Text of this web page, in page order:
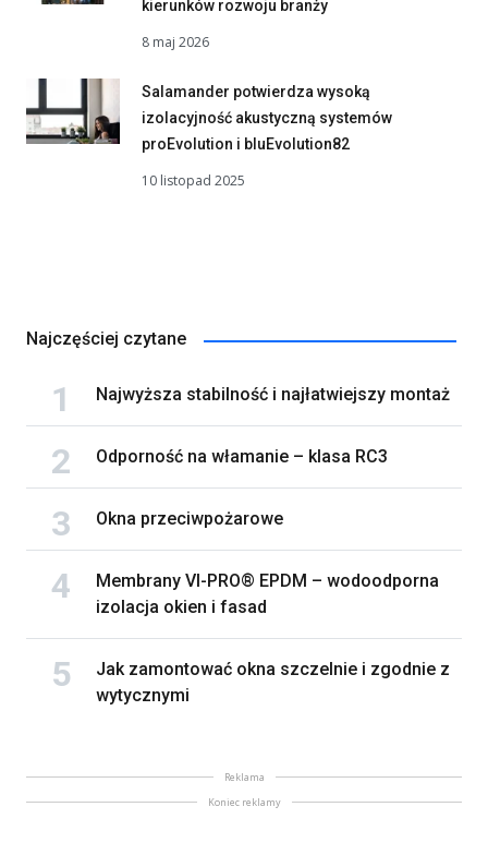
kierunków rozwoju branży
8 maj 2026
Salamander potwierdza wysoką
izolacyjność akustyczną systemów
proEvolution i bluEvolution82
10 listopad 2025
Najczęściej czytane
Najwyższa stabilność i najłatwiejszy montaż
Odporność na włamanie – klasa RC3
Okna przeciwpożarowe
Membrany VI-PRO® EPDM – wodoodporna
izolacja okien i fasad
Jak zamontować okna szczelnie i zgodnie z
wytycznymi
Reklama
Koniec reklamy